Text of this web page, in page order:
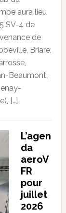
aura lieu
SV-4 de
de
Briare,
Beaumont,
[…]
L’agen
da
aeroV
FR
pour
juillet
2026